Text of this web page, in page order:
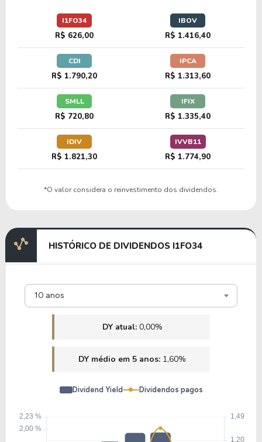
I1FO34
R$ 626,00
IBOV
R$ 1.416,40
CDI
R$ 1.790,20
IPCA
R$ 1.313,60
SMLL
R$ 720,80
IFIX
R$ 1.335,40
IDIV
R$ 1.821,30
IVVB11
R$ 1.774,90
*O valor considera o reinvestimento dos dividendos.
HISTÓRICO DE DIVIDENDOS I1FO34
10 anos
DY atual: 0,00%
DY médio em 5 anos: 1,60%
Dividend Yield Dividendos pagos